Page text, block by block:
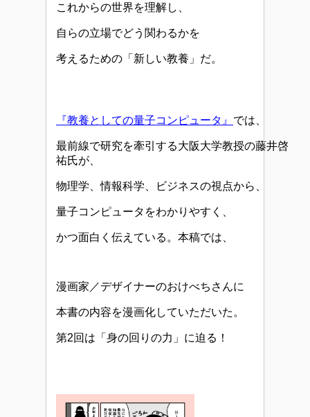
これからの世界を理解し、
自らの立場でどう関わるかを
考えるための「新しい教養」だ。
『教養としての量子コンピュータ』 では、
最前線で研究を牽引する大阪大学教授の藤井啓
祐氏が、
物理学、情報科学、ビジネスの視点から、
量子コンピュータをわかりやすく、
かつ面白く伝えている 。本稿では、
漫画家／デザイナーのおけべちさんに
本書の内容を漫画化していただいた。
第2回は「身の回りの力」に迫る！